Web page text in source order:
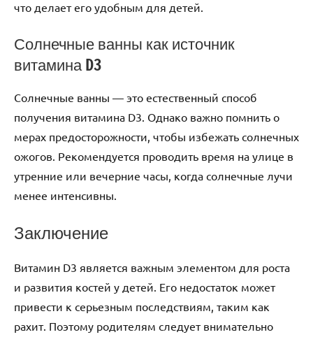
что делает его удобным для детей.
Солнечные ванны как источник
витамина D3
Солнечные ванны — это естественный способ
получения витамина D3. Однако важно помнить о
мерах предосторожности, чтобы избежать солнечных
ожогов. Рекомендуется проводить время на улице в
утренние или вечерние часы, когда солнечные лучи
менее интенсивны.
Заключение
Витамин D3 является важным элементом для роста
и развития костей у детей. Его недостаток может
привести к серьезным последствиям, таким как
рахит. Поэтому родителям следует внимательно